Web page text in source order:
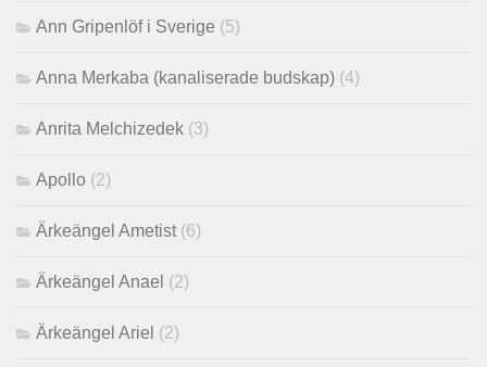
Ann Gripenlöf i Sverige (5)
Anna Merkaba (kanaliserade budskap) (4)
Anrita Melchizedek (3)
Apollo (2)
Ärkeängel Ametist(6)
Ärkeängel Anael (2)
Ärkeängel Ariel (2)